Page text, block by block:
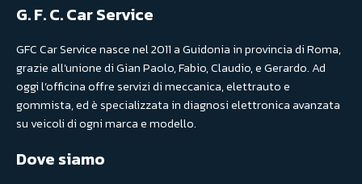
G. F. C. Car Service
GFC Car Service nasce nel 2011 a Guidonia in provincia di Roma,
grazie all'unione di Gian Paolo, Fabio, Claudio, e Gerardo. Ad
oggi l’officina offre servizi di meccanica, elettrauto e
gommista, ed è specializzata in diagnosi elettronica avanzata
su veicoli di ogni marca e modello.
Dove siamo